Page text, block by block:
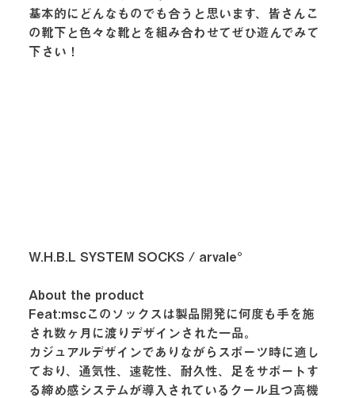
基本的にどんなものでも合うと思います、皆さんこ
の靴下と色々な靴とを組み合わせてぜひ遊んでみて
下さい！
W.H.B.L SYSTEM SOCKS / arvale°
About the product
Feat:mscこのソックスは製品開発に何度も手を施
され数ヶ月に渡りデザインされた一品。
カジュアルデザインでありながらスポーツ時に適し
ており、通気性、速乾性、耐久性、足をサポートす
る締め感システムが導入されているクール且つ高機